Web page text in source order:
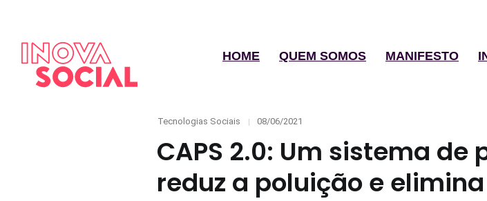
HOME QUEM SOMOS MANIFESTO
Categories
Tecnologias Sociais
Posted
08/06/2021
CAPS 2.0: Um sistema
reduz a poluição e